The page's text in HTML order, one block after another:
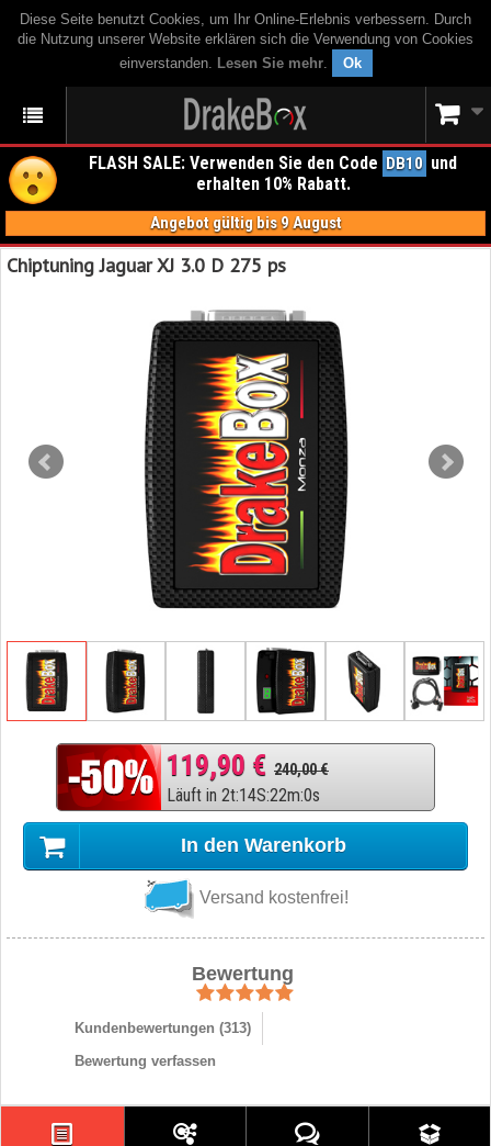
Diese Seite benutzt Cookies, um Ihr Online-Erlebnis verbessern. Durch
die Nutzung unserer Website erklären sich die Verwendung von Cookies
einverstanden. Lesen Sie mehr. Ok
FLASH SALE: Verwenden Sie den Code DB10 und
erhalten 10% Rabatt.
Angebot gültig bis 9 August
Chiptuning Jaguar XJ 3.0 D 275 ps
119,90 € 240,00 €
Läuft in 2t:14S:21m:59
In den Warenkorb
Versand kostenfrei!
Bewertung
Kundenbewertungen (313)
Bewertung verfassen